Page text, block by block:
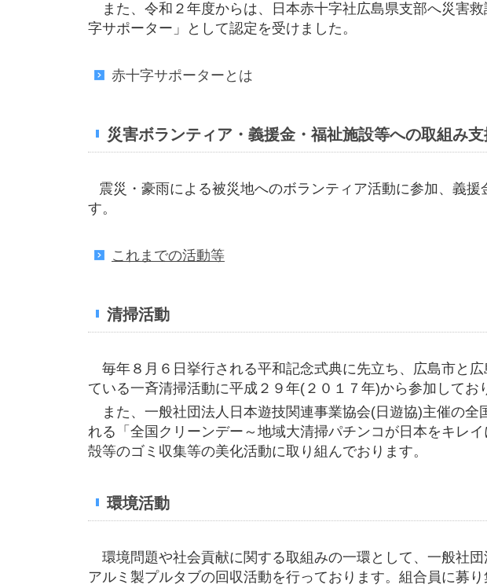
また、令和２年度からは、日本赤十字社広島県支部へ災害
字サポーター」として認定を受けました。
赤十字サポーターとは
災害ボランティア・義援金・福祉施設等への取組み支
震災・豪雨による被災地へのボランティア活動に参加、義
す。
これまでの活動等
清掃活動
毎年８月６日挙行される平和記念式典に先立ち、広島市と
ている一斉清掃活動に平成２９年(２０１７年)から参加してお
また、一般社団法人日本遊技関連事業協会(日遊協)主催の全
れる「全国クリーンデー～地域大清掃パチンコが日本をキレ
殻等のゴミ収集等の美化活動に取り組んでおります。
環境活動
環境問題や社会貢献に関する取組みの一環として、一般社
アルミ製プルタブの回収活動を行っております。組合員に募